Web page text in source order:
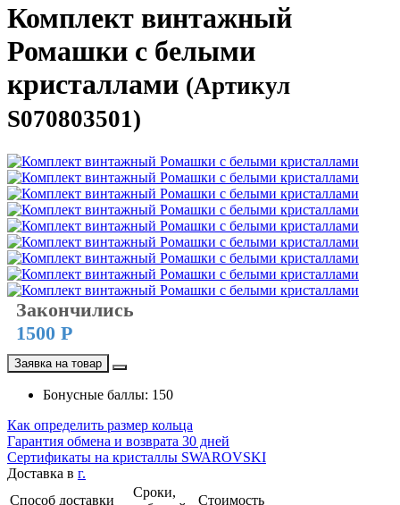
Комплект винтажный
Ромашки с белыми
кристаллами (Артикул
S070803501)
Закончились
1500 Р
Заявка на товар
Бонусные баллы: 150
Как определить размер кольца
Гарантия обмена и возврата 30 дней
Сертификаты на кристаллы SWAROVSKI
Доставка в г.
Способ доставки
Сроки,
Стоимость